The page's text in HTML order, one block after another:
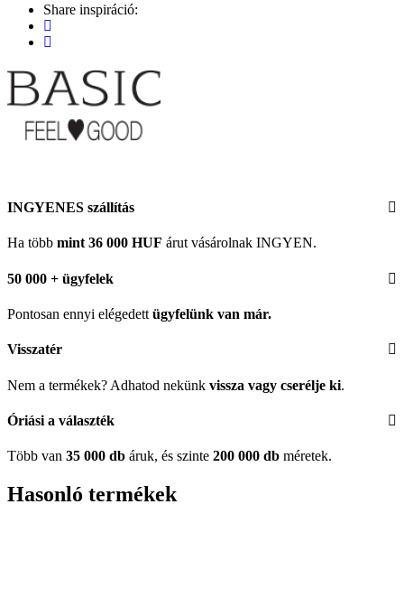
Share inspiráció:
INGYENES szállítás
Ha több mint 36 000 HUF árut vásárolnak INGYEN.
50 000 + ügyfelek
Pontosan ennyi elégedett ügyfelünk van már.
Visszatér
Nem a termékek? Adhatod nekünk vissza vagy cserélje ki.
Óriási a választék
Több van 35 000 db áruk, és szinte 200 000 db méretek.
Hasonló termékek